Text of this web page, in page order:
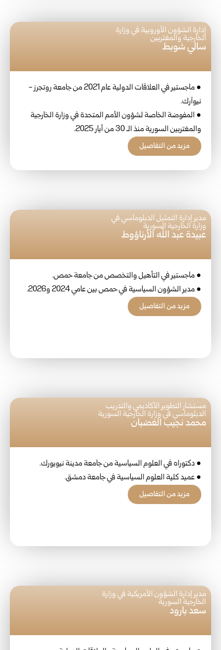
إدارة الشؤون الأوروبية في وزارة
الخارجية والمغتربين
سالي شوبط
● ماجستير في العلاقات الدولية عام 2021 من جامعة روتجرز -
نيوآرك.
● المفوضة الخاصة لشؤون الأمم المتحدة في وزارة الخارجية
والمغتربين السورية منذ الـ 30 من أيار 2025.
مزيد من التفاصيل
مدير إدارة التمثيل الدبلوماسي في
وزارة الخارجية السورية
عبيدة عبد الله الأرناؤوط
● ماجستير في التأهيل والتخصص من جامعة حمص.
● مدير الشؤون السياسية في حمص بين عامي 2024 و2026.
مزيد من التفاصيل
مستشار التطوير الأكاديمي والتدريب
الدبلوماسي في وزارة الخارجية السورية
محمد نجيب الغضبان
● دكتوراه في العلوم السياسية من جامعة مدينة نيويورك.
● عميد كلية العلوم السياسية في جامعة دمشق.
مزيد من التفاصيل
مدير إدارة الشؤون الأمريكية في وزارة
الخارجية السورية
سعد بارود